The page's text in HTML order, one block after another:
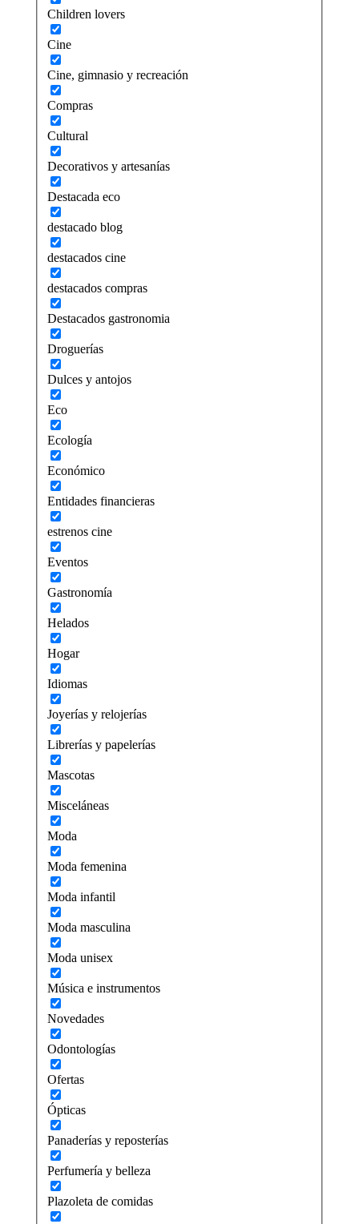
Children lovers
Cine
Cine, gimnasio y recreación
Compras
Cultural
Decorativos y artesanías
Destacada eco
destacado blog
destacados cine
destacados compras
Destacados gastronomia
Droguerías
Dulces y antojos
Eco
Ecología
Económico
Entidades financieras
estrenos cine
Eventos
Gastronomía
Helados
Hogar
Idiomas
Joyerías y relojerías
Librerías y papelerías
Mascotas
Misceláneas
Moda
Moda femenina
Moda infantil
Moda masculina
Moda unisex
Música e instrumentos
Novedades
Odontologías
Ofertas
Ópticas
Panaderías y reposterías
Perfumería y belleza
Plazoleta de comidas